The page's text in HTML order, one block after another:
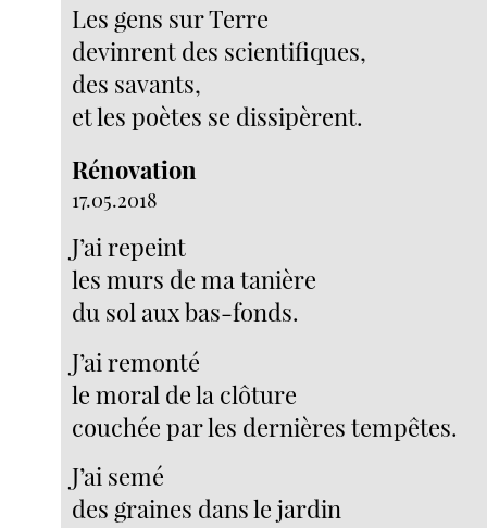
Les gens sur Terre
devinrent des scientifiques,
des savants,
et les poètes se dissipèrent.
Rénovation
17.05.2018
J’ai repeint
les murs de ma tanière
du sol aux bas-fonds.
J’ai remonté
le moral de la clôture
couchée par les dernières tempêtes.
J’ai semé
des graines dans le jardin